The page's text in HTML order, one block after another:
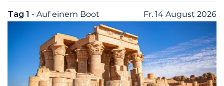
Tag 1 - Auf einem Boot Fr. 14 August 2026